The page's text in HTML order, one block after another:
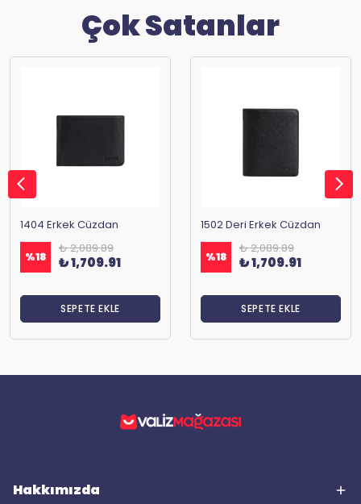
Çok Satanlar
1404 Erkek Cüzdan
%18
₺ 2,089.89
₺ 1,709.91
SEPETE EKLE
1502 Deri Erkek Cüzdan
%18
₺ 2,089.89
₺ 1,709.91
SEPETE EKLE
Hakkımızda